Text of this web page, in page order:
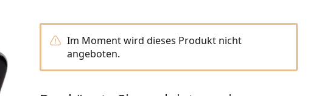
Im Moment wird dieses Produkt nicht
angeboten.